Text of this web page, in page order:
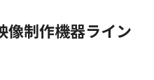
像制作機器ライン